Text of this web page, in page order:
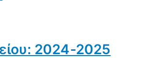
2024-2025